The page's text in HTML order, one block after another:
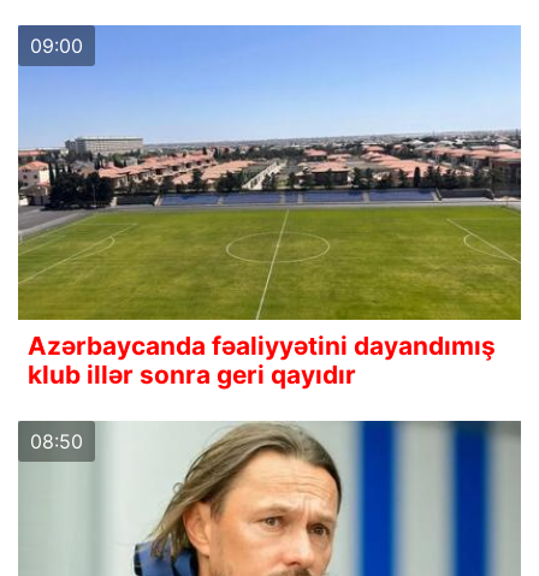
09:00
Azərbaycanda fəaliyyətini dayandımış
klub illər sonra geri qayıdır
08:50